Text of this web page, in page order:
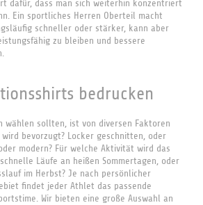
dafür, dass man sich weiterhin konzentriert
Ein sportliches Herren Oberteil macht
schneller oder stärker, kann aber
zu bleiben und bessere
bedrucken
wählen sollten, ist von diversen Faktoren
wird bevorzugt? Locker geschnitten, oder
modern? Für welche Aktivität wird das
Läufe an heißen Sommertagen, oder
im Herbst? Je nach persönlicher
findet jeder Athlet das passende
Wir bieten eine große Auswahl an